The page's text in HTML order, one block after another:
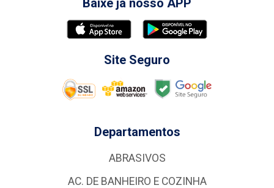
Site Seguro
Departamentos
ABRASIVOS
AC. DE BANHEIRO E COZINHA